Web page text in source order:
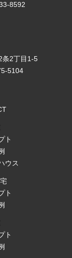
8592
条2丁目1-5
5104
ト
ウス
ト
ト